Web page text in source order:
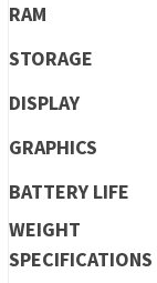
RAM
STORAGE
DISPLAY
GRAPHICS
BATTERY LIFE
WEIGHT
SPECIFICATIONS